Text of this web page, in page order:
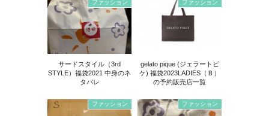
ファッション
サードスタイル（3rd
STYLE）福袋2021 中身のネ
タバレ
ファッション
gelato pique (ジェラートピ
ケ) 福袋2023LADIES（Ｂ）
の予約販売店一覧
ファッション ファッション